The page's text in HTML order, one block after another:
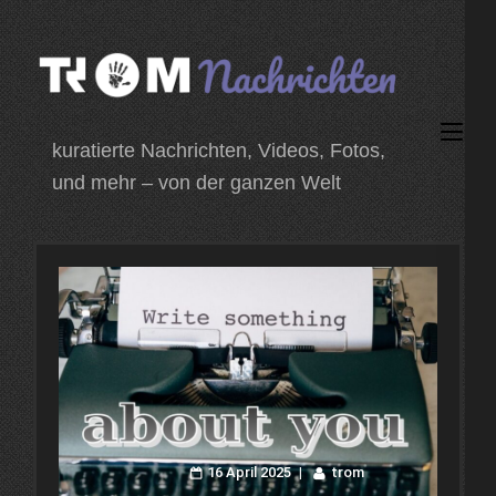
Zum
Inhalt
springen
drücken)
kuratierte Nachrichten, Videos, Fotos,
und mehr – von der ganzen Welt
16 April 2025 trom